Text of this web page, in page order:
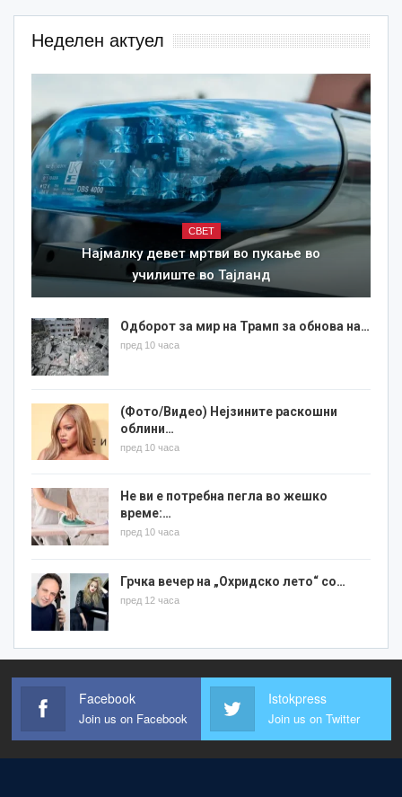
Неделен актуел
СВЕТ
Најмалку девет мртви во пукање во
училиште во Тајланд
Одборот за мир на Трамп за обнова на…
пред 10 часа
(Фото/Видео) Нејзините раскошни
облини…
пред 10 часа
Не ви е потребна пегла во жешко
време:…
пред 10 часа
Грчка вечер на „Охридско лето“ со…
пред 12 часа
Facebook
Join us on Facebook
Istokpress
Join us on Twitter